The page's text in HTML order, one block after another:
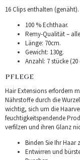
16 Clips enthalten (genäht).
100 % Echthaar.
Remy-Qualität –
Länge: 70cm.
Gewicht: 130g.
Anzahl: 7 stücke
PFLEGE
Hair Extensions erfordern
Nährstoffe durch die
wichtig, sich um die
feuchtigkeitspendende
verfilzen und ihren Glanz
Binden Sie Ihr Haar
Entwirren und